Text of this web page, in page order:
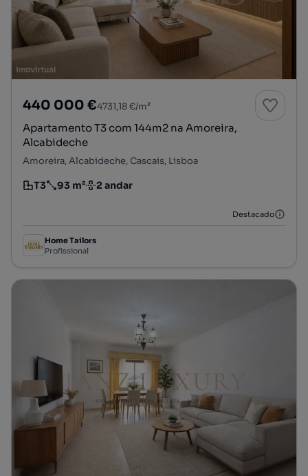
440 000 €4731,18 €/m²
Apartamento T3 com 144m2 na Amoreira,
Alcabideche
Amoreira, Alcabideche, Cascais, Lisboa
Tipologia
T3
Preço por metro quadrado
93 m²
Andar 2 andar
Destacado
Home Tailors
Profissional